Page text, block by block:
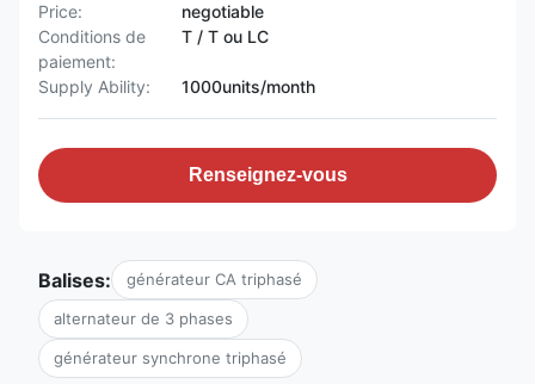
Price:
negotiable
Conditions de
paiement:
T / T ou LC
Supply Ability: 1000units/month
Renseignez-vous
Balises: générateur CA triphasé
alternateur de 3 phases
générateur synchrone triphasé